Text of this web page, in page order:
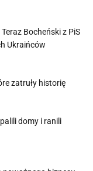
Bocheński z PiS
Ukraińców
zatruły historię
domy i ranili